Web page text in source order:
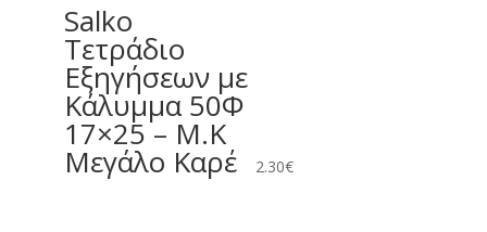
Salko
Τετράδιο
Εξηγήσεων με
Κάλυμμα 50Φ
17×25 – Μ.Κ
Μεγάλο Καρέ 2.30€